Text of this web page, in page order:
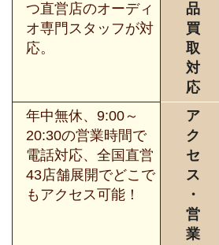
つ直営店のオーディ
オ専門スタッフが対
応。
品
買
取
対
応
年中無休、9:00～
20:30の営業時間で
電話対応、全国直営
43店舗展開でどこで
もアクセス可能！
ア
ク
セ
ス
・
営
業